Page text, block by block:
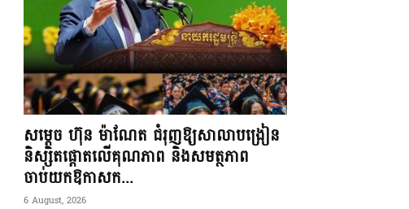
សម្តេច ហ៊ុន ម៉ាណែត ជំរុញឱ្យសាលាបង្រៀន
និស្សិតផ្តោតលើគុណភាព និងសមត្ថភាព
ចាប់យកឱកាសក...
6 August, 2026